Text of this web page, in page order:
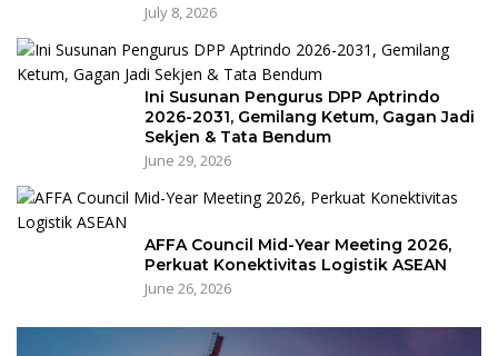
July 8, 2026
Ini Susunan Pengurus DPP Aptrindo
2026-2031, Gemilang Ketum, Gagan Jadi
Sekjen & Tata Bendum
June 29, 2026
AFFA Council Mid-Year Meeting 2026,
Perkuat Konektivitas Logistik ASEAN
June 26, 2026